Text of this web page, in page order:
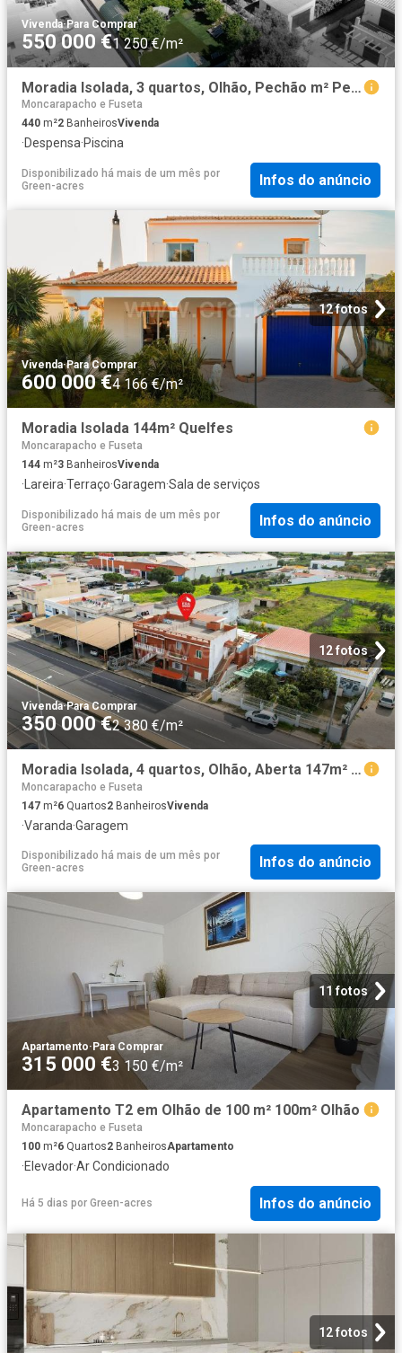
Vivenda·Para Comprar
550 000 €1 250 €/m²
Moradia Isolada, 3 quartos, Olhão, Pechão m² Pechão
Moncarapacho e Fuseta
440 m²2 BanheirosVivenda
·Despensa·Piscina
Disponibilizado há mais de um mês por
Green-acres
Infos do anúncio
12 fotos
Vivenda·Para Comprar
600 000 €4 166 €/m²
Moradia Isolada 144m² Quelfes
Moncarapacho e Fuseta
144 m²3 BanheirosVivenda
· Lareira·Terraço·Garagem·Sala de serviços
Disponibilizado há mais de um mês por
Green-acres
Infos do anúncio
12 fotos
Vivenda·Para Comprar
350 000 €2 380 €/m²
Moradia Isolada, 4 quartos, Olhão, Aberta 147m² Olhão
Moncarapacho e Fuseta
147 m²6 Quartos2 BanheirosVivenda
·Varanda·Garagem
Disponibilizado há mais de um mês por
Green-acres
Infos do anúncio
11 fotos
Apartamento· Para Comprar
315 000 €3 150 €/m²
Apartamento T2 em Olhão de 100 m² 100m² Olhão
Moncarapacho e Fuseta
100 m²6 Quartos2 BanheirosApartamento
·Elevador·Ar Condicionado
Há 5 dias por Green-acres Infos do anúncio
12 fotos